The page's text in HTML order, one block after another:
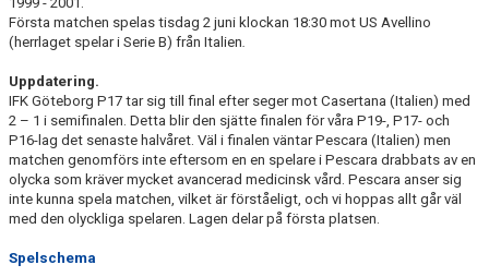
Första matchen spelas tisdag 2 juni klockan 18:30 mot US Avellino
(herrlaget spelar i Serie B) från Italien.
Uppdatering.
IFK Göteborg P17 tar sig till final efter seger mot Casertana (Italien) med
2 – 1 i semifinalen. Detta blir den sjätte finalen för våra P19-, P17- och
P16-lag det senaste halvåret. Väl i finalen väntar Pescara (Italien) men
matchen genomförs inte eftersom en en spelare i Pescara drabbats av en
olycka som kräver mycket avancerad medicinsk vård. Pescara anser sig
inte kunna spela matchen, vilket är förståeligt, och vi hoppas allt går väl
med den olyckliga spelaren. Lagen delar på första platsen.
Spelschema